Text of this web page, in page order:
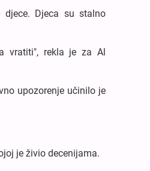
djece. Djeca su stalno
vratiti", rekla je za Al
upozorenje učinilo je
je živio decenijama.